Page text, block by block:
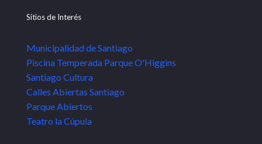
Sitios de Interés
Municipalidad de Santiago
Piscina Temperada Parque O'Higgins
Santiago Cultura
Calles Abiertas Santiago
Parque Abiertos
Teatro la Cúpula